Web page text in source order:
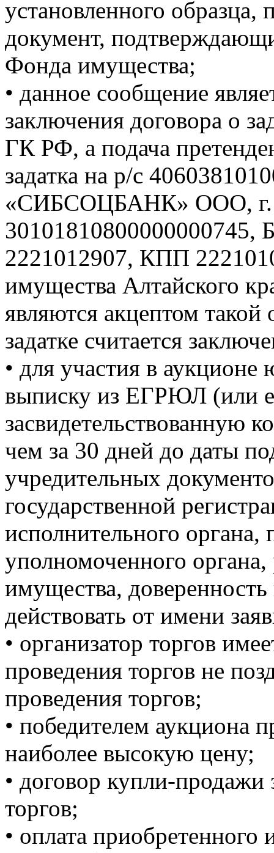
установленного образца,
документ,
Фонда имущества;
• данное сообщение
заключения договора о
ГК РФ, а подача
задатка на р/с
«СИБСОЦБАНК» ООО, г.
2221012907, КПП
имущества Алтайского
являются акцептом
задатке считается
• для участия в аукционе
выписку из ЕГРЮЛ (или
засвидетельствованную
чем за 30 дней до даты
учредительных
государственной
исполнительного
уполномоченного
имущества,
действовать от имени
• организатор торгов
проведения торгов не
проведения торгов;
• победителем аукциона
наиболее высокую цену;
• договор купли-продажи
торгов;
• оплата